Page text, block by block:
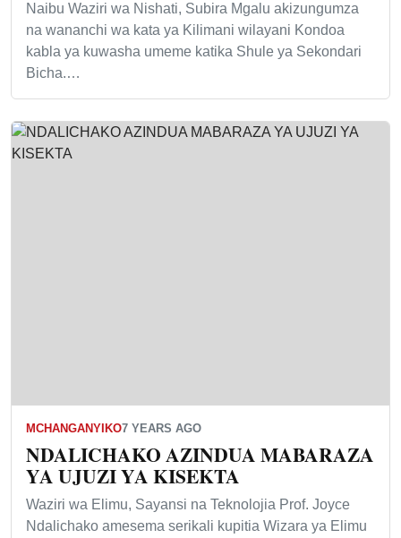
Naibu Waziri wa Nishati, Subira Mgalu akizungumza
na wananchi wa kata ya Kilimani wilayani Kondoa
kabla ya kuwasha umeme katika Shule ya Sekondari
Bicha.…
MCHANGANYIKO7 YEARS AGO
NDALICHAKO AZINDUA MABARAZA
YA UJUZI YA KISEKTA
Waziri wa Elimu, Sayansi na Teknolojia Prof. Joyce
Ndalichako amesema serikali kupitia Wizara ya Elimu